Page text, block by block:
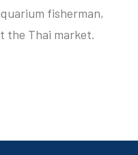
fisherman,
the Thai market.